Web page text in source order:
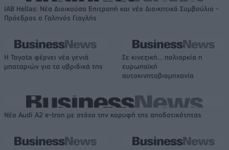
IAB Hellas: Νέα Διοικούσα Επιτροπή και νέο Διοικητικό Συμβούλιο -
Πρόεδρος ο Γαληνός Γιαγλής
Η Toyota φέρνει νέα γενιά
μπαταριών για τα υβριδικά της
Σε κινεζική… πολιορκία η
ευρωπαϊκή
αυτοκινητοβιομηχανία
Νέο Audi A2 e-tron με στόχο την κορυφή της αποδοτικότητας